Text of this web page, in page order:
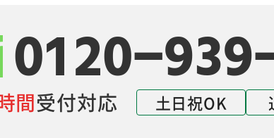
0120-
間受付対応 土日祝OK